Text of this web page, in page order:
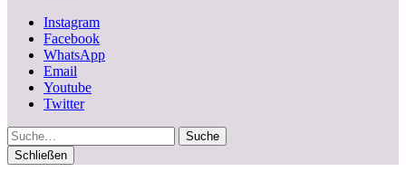
Instagram
Facebook
WhatsApp
Email
Youtube
Twitter
Suche
Schließen